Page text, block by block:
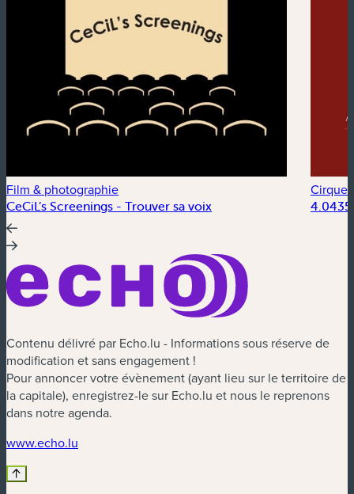
Film & photographie
CeCiL’s Screenings - Trouver sa voix
Cirque
Contenu délivré par Echo.lu - Informations sous réserve de
modification et sans engagement !
Pour annoncer votre évènement (ayant lieu sur le territoire de
la capitale), enregistrez-le sur Echo.lu et nous le reprenons
dans notre agenda.
www.echo.lu